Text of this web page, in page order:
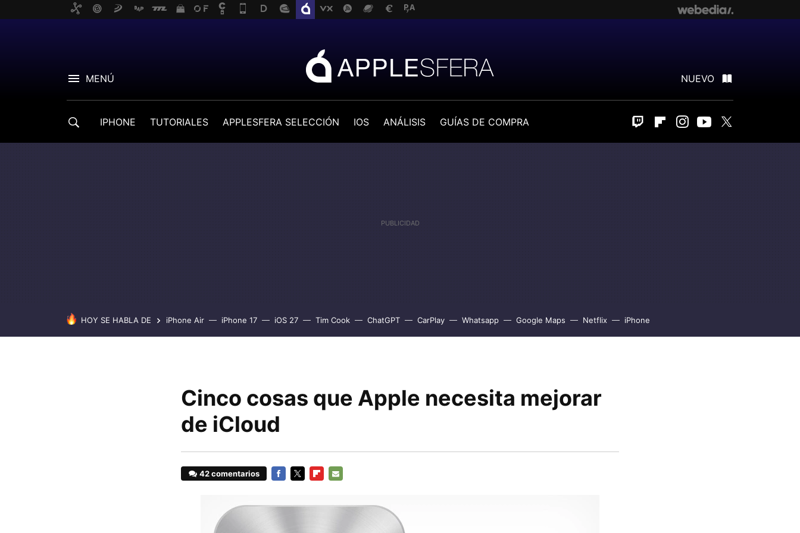
MENÚ NUEVO
IPHONE TUTORIALES APPLESFERA SELECCIÓN IOS ANÁLISIS GUÍAS DE COMPRA Twitch FlipboardInstagram
Youtube
HOY SE HABLA DE iPhone Air iPhone 17 iOS 27 Tim Cook ChatGPT CarPlay Whatsapp Google Maps Netflix iPhone
Cinco cosas que Apple necesita mejorar
de iCloud
42 comentarios